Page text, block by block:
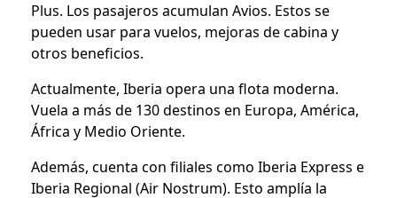
Plus. Los pasajeros acumulan Avios. Estos se
pueden usar para vuelos, mejoras de cabina y
otros beneficios.
Actualmente, Iberia opera una flota moderna.
Vuela a más de 130 destinos en Europa, América,
África y Medio Oriente.
Además, cuenta con filiales como Iberia Express e
Iberia Regional (Air Nostrum). Esto amplía la